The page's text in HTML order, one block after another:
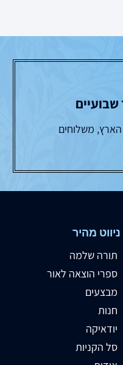
הארץ, משלוחים
ניווט מהיר
תורה שלמה
ספרי הוצאה לאור
מבצעים
חנות
יודאיקה
סל הקניות